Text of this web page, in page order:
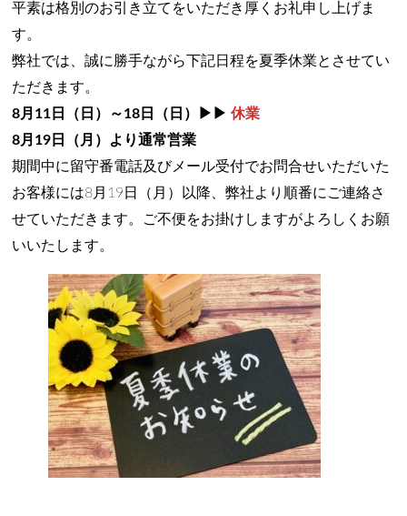
平素は格別のお引き立てをいただき厚くお礼申し上げま
す。
弊社では、誠に勝手ながら下記日程を夏季休業とさせてい
ただきます。
8月11日（日）～18日（日）▶▶休業
8月19日（月）より通常営業
期間中に留守番電話及びメール受付でお問合せいただいた
お客様には8月19日（月）以降、弊社より順番にご連絡さ
せていただきます。ご不便をお掛けしますがよろしくお願
いいたします。